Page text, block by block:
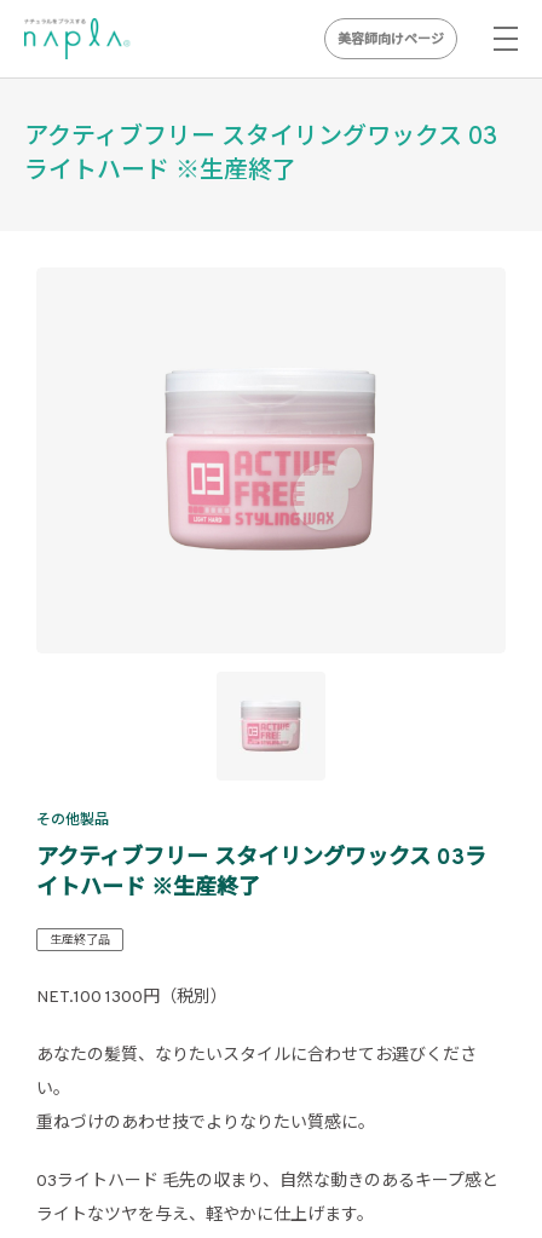
content
美容師向けページ
アクティブフリー スタイリングワックス 03
ライトハード ※生産終了
その他製品
アクティブフリー スタイリングワックス 03ラ
イトハード ※生産終了
生産終了品
NET.100 1300円（税別）
あなたの髪質、なりたいスタイルに合わせてお選びくださ
い。
重ねづけのあわせ技でよりなりたい質感に。
03ライトハード 毛先の収まり、自然な動きのあるキープ感と
ライトなツヤを与え、軽やかに仕上げます。